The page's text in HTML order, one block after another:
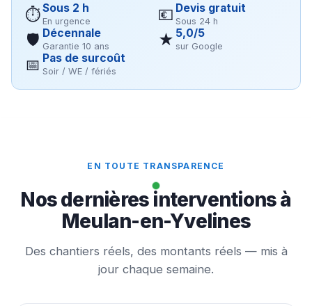
⏱Sous 2 h
En urgence 💶 Devis gratuit
Sous 24 h
🛡 Décennale
Garantie 10 ans ★ 5,0/5
sur Google
📅 Pas de surcoût
Soir / WE / fériés
EN TOUTE TRANSPARENCE
Nos dernières interventions à
Meulan-en-Yvelines
Des chantiers réels, des montants réels — mis à
jour chaque semaine.